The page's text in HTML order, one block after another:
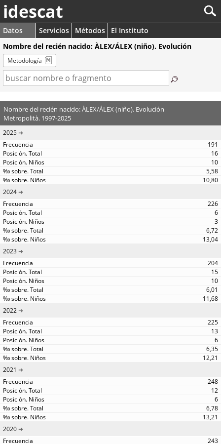
idescat
Datos Servicios Métodos
El Instituto
Nombre del recién nacido: ÀLEX/ÁLEX (niño). Evolución
Metodología
Nombre del recién nacido: ÀLEX/ÁLEX (niño). Evolución
Metropolità. 1997-2025
2025
191
16
10
5,58
10,80
2024
226
6
3
6,72
13,04
2023
204
15
10
6,01
11,68
2022
225
13
6
6,35
12,21
2021
248
12
6
6,78
13,21
2020
243